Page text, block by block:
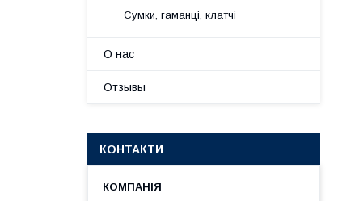
Сумки, гаманці, клатчі
О нас
Отзывы
КОНТАКТИ